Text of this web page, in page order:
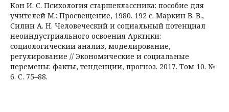
Кон И. С. Психология старшеклассника: пособие для
учителей М.: Просвещение, 1980. 192 с. Маркин В. В.,
Силин А. Н. Человеческий и социальный потенциал
неоиндустриального освоения Арктики:
социологический анализ, моделирование,
регулирование // Экономические и социальные
перемены: факты, тенденции, прогноз. 2017. Том 10. №
6. С. 75–88.